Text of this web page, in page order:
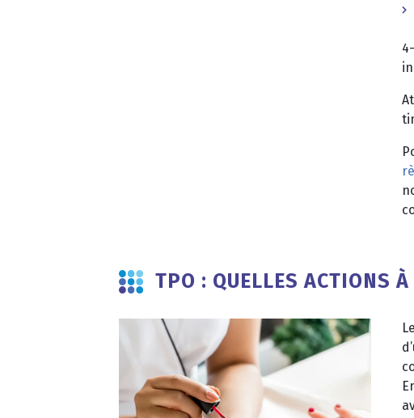
TPO : QUELLES ACTIONS À